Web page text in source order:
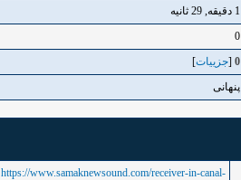
1 دقیقه, 29 ثانیه
0
0
[جزییات]
پنهانی
https://www.samaknewsound.com/receiver-in-canal-